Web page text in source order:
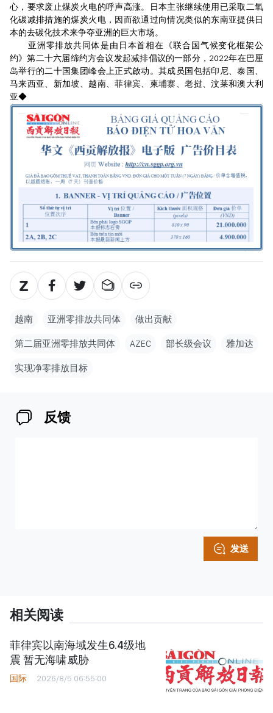
心，要求废止煤炭火电的呼声高涨。日本主张继续使用已采取二氧
化碳减排措施的煤炭火电，因而欲通过向情况类似的东南亚提供日
本的去碳化技术来争夺亚洲的巨大市场。
亚洲零排放共同体是由日本首相在《联合国气候变化框架公
约》第二十六届缔约方会议发起减排倡议的一部分，2022年在巴厘
岛举行的二十国集团峰会上正式啟动。其成员国包括印尼、泰国、
马来西亚、新加坡、越南、菲律宾、柬埔寨、老挝、汶莱和澳大利
亚◆
越南 亚洲零排放共同体 做出贡献
第二届亚洲零排放共同体 AZEC 部长级会议 雅加达
实现净零排放目标
反馈
发送
相关阅读
菲律宾以南海域发生6.4级地
震 暂无海啸威胁
国际 2026/8/5 06:55:00